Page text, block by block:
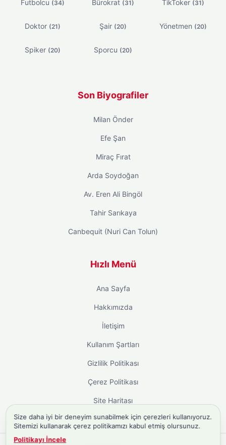
Futbolcu (34) Bürokrat (31) TikToker (31)
Doktor (21) Şair (20) Yönetmen (20)
Spiker (20) Sporcu (20)
Son Biyografiler
Milan Önder
Efe Şan
Miraç Fırat
Arda Soydoğan
Av. Eren Ali Bingöl
Tahir Sarıkaya
Canbequit (Nuri Can Tolun)
Hızlı Menü
Ana Sayfa
Hakkımızda
İletişim
Kullanım Şartları
Gizlilik Politikası
Çerez Politikası
Site Haritası
Size daha iyi bir deneyim sunabilmek için çerezleri kullanıyoruz.
Sitemizi kullanarak çerez politikamızı kabul etmiş olursunuz.
Politikayı İncele